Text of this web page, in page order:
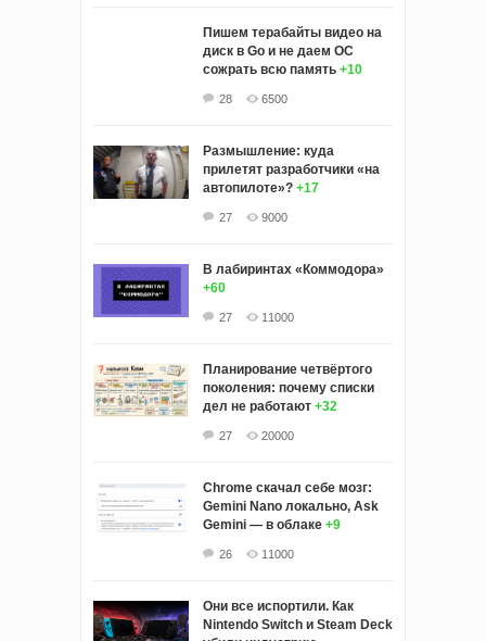
Пишем терабайты видео на
диск в Go и не даем ОС
сожрать всю память +10
28 6500
Размышление: куда
прилетят разработчики «на
автопилоте»? +17
27 9000
В лабиринтах «Коммодора»
+60
27 11000
Планирование четвёртого
поколения: почему списки
дел не работают +32
27 20000
Chrome скачал себе мозг:
Gemini Nano локально, Ask
Gemini — в облаке +9
26 11000
Они все испортили. Как
Nintendo Switch и Steam Deck